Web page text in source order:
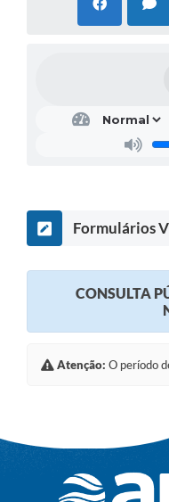
Formulários
CONSULTA
Atenção: O período